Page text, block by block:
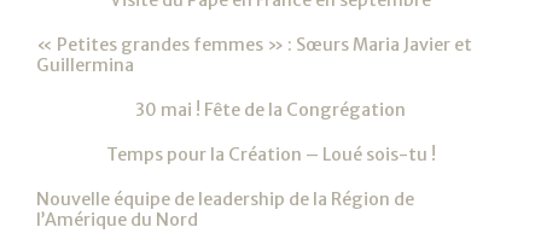
« Petites grandes femmes » : Sœurs Maria Javier et
Guillermina
30 mai ! Fête de la Congrégation
Temps pour la Création – Loué sois-tu !
Nouvelle équipe de leadership de la Région de
l’Amérique du Nord